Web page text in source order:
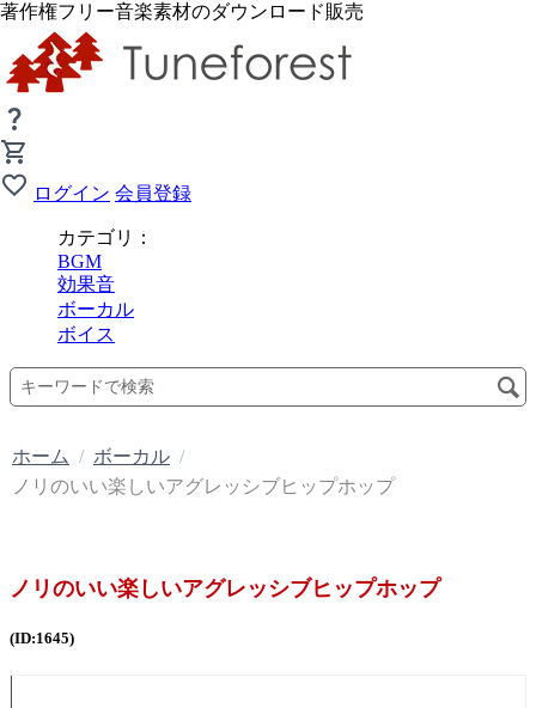
著作権フリー音楽素材のダウンロード販売
ログイン 会員登録
カテゴリ：
BGM
効果音
ボーカル
ボイス
ホーム / ボーカル /
ノリのいい楽しいアグレッシブヒップホップ
ノリのいい楽しいアグレッシブヒップホップ
(ID:1645)